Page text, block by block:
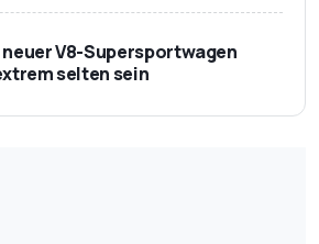
V8-Supersportwagen
selten sein